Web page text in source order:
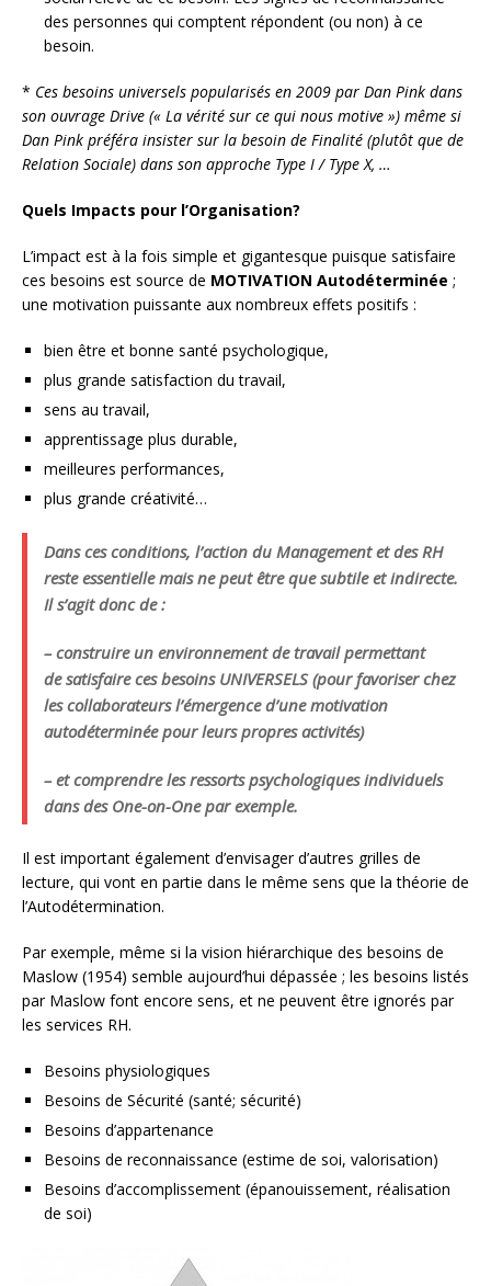
des personnes qui comptent répondent (ou non) à ce
besoin.
* Ces besoins universels popularisés en 2009 par Dan Pink dans
son ouvrage Drive (« La vérité sur ce qui nous motive ») même si
Dan Pink préféra insister sur la besoin de Finalité (plutôt que de
Relation Sociale) dans son approche Type I / Type X, …
Quels Impacts pour l’Organisation?
L’impact est à la fois simple et gigantesque puisque satisfaire
ces besoins est source de MOTIVATION Autodéterminée ;
une motivation puissante aux nombreux effets positifs :
bien être et bonne santé psychologique,
plus grande satisfaction du travail,
sens au travail,
apprentissage plus durable,
meilleures performances,
plus grande créativité…
Dans ces conditions, l’action du Management et des RH
reste essentielle mais ne peut être que subtile et indirecte.
Il s’agit donc de :
– construire un environnement de travail permettant
de satisfaire ces besoins UNIVERSELS (pour favoriser chez
les collaborateurs l’émergence d’une motivation
autodéterminée pour leurs propres activités)
– et comprendre les ressorts psychologiques individuels
dans des One-on-One par exemple.
Il est important également d’envisager d’autres grilles de
lecture, qui vont en partie dans le même sens que la théorie de
l’Autodétermination.
Par exemple, même si la vision hiérarchique des besoins de
Maslow (1954) semble aujourd’hui dépassée ; les besoins listés
par Maslow font encore sens, et ne peuvent être ignorés par
les services RH.
Besoins physiologiques
Besoins de Sécurité (santé; sécurité)
Besoins d’appartenance
Besoins de reconnaissance (estime de soi, valorisation)
Besoins d’accomplissement (épanouissement, réalisation
de soi)